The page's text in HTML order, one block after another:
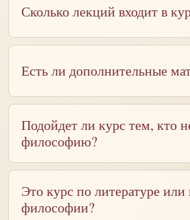
Сколько лекций входит в
Есть ли дополнительные
Подойдет ли курс тем, кто
философию?
Это курс по литературе или
философии?